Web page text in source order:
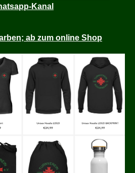
Kanal
ab zum online Shop